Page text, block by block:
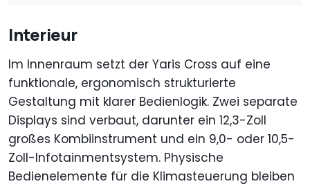
Interieur
Im Innenraum setzt der Yaris Cross auf eine
funktionale, ergonomisch strukturierte
Gestaltung mit klarer Bedienlogik. Zwei separate
Displays sind verbaut, darunter ein 12,3-Zoll
großes Kombiinstrument und ein 9,0- oder 10,5-
Zoll-Infotainmentsystem. Physische
Bedienelemente für die Klimasteuerung bleiben